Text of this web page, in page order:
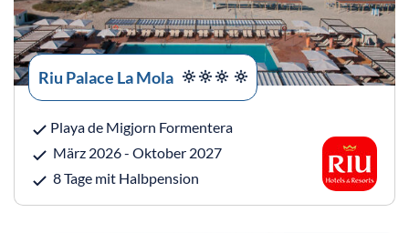
Riu Palace La Mola
Playa de Migjorn Formentera
März 2026 - Oktober 2027
8 Tage mit Halbpension